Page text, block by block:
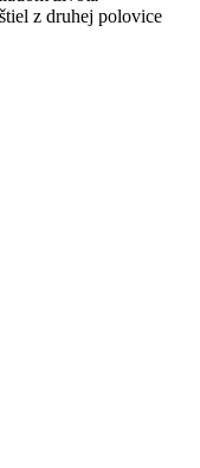
z druhej polovice